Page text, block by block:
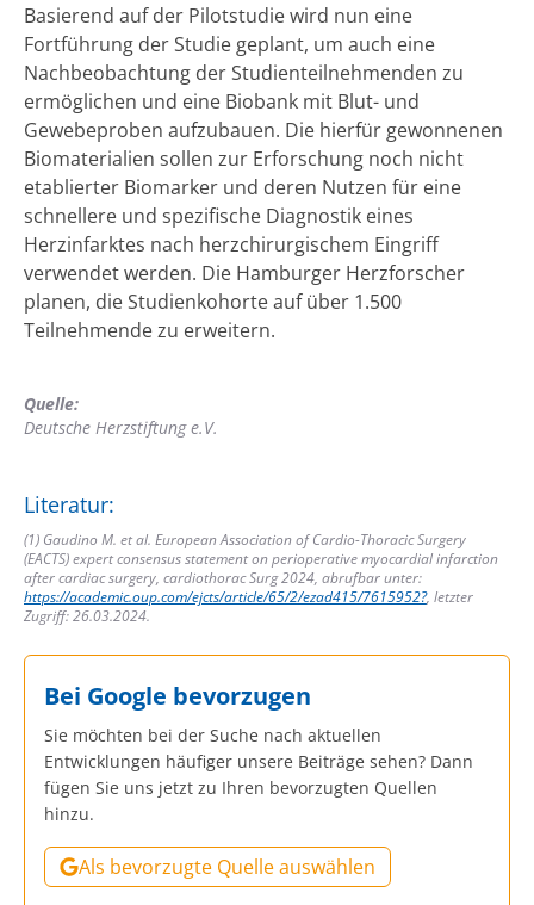
Basierend auf der Pilotstudie wird nun eine
Fortführung der Studie geplant, um auch eine
Nachbeobachtung der Studienteilnehmenden zu
ermöglichen und eine Biobank mit Blut- und
Gewebeproben aufzubauen. Die hierfür gewonnenen
Biomaterialien sollen zur Erforschung noch nicht
etablierter Biomarker und deren Nutzen für eine
schnellere und spezifische Diagnostik eines
Herzinfarktes nach herzchirurgischem Eingriff
verwendet werden. Die Hamburger Herzforscher
planen, die Studienkohorte auf über 1.500
Teilnehmende zu erweitern.
Quelle:
Deutsche Herzstiftung e.V.
Literatur:
(1) Gaudino M. et al. European Association of Cardio-Thoracic Surgery
(EACTS) expert consensus statement on perioperative myocardial infarction
after cardiac surgery, cardiothorac Surg 2024, abrufbar unter:
https://academic.oup.com/ejcts/article/65/2/ezad415/7615952?, letzter
Zugriff: 26.03.2024.
Bei Google bevorzugen
Sie möchten bei der Suche nach aktuellen
Entwicklungen häufiger unsere Beiträge sehen? Dann
fügen Sie uns jetzt zu Ihren bevorzugten Quellen
hinzu.
Als bevorzugte Quelle auswählen